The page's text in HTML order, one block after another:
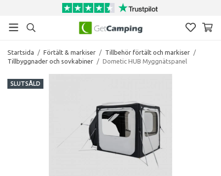
Startsida / Förtält & markiser / Tillbehör förtält och markiser /
Tillbyggnader och sovkabiner / Dometic HUB Myggnätspanel
SLUTSÅLD